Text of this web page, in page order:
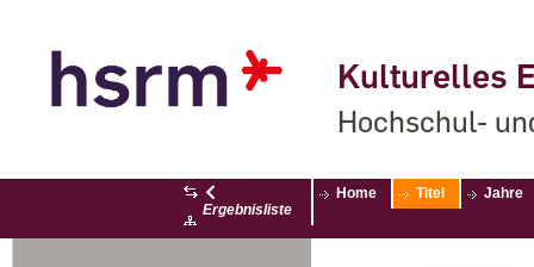
Kulturelles
Hochschul-
Ergebnisliste
Home Titel Jahre